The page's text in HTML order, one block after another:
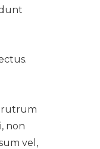
rutrum
non
vel,